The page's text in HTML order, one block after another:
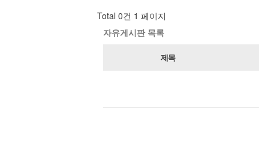
Total 0건 1 페이지
자유게시판 목록
제목